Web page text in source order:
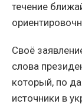
течение
Своё
слова
который, по
источники в